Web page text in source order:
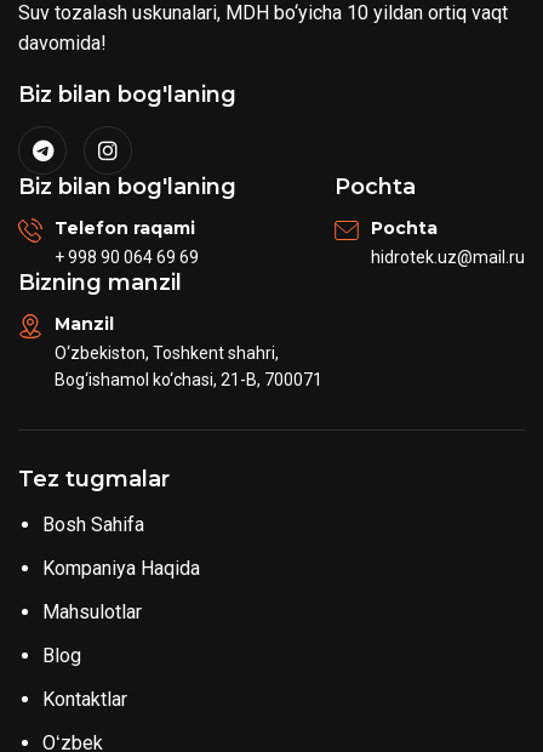
Suv tozalash uskunalari, MDH bo‘yicha 10 yildan ortiq vaqt
davomida!
Biz bilan bog'laning
Biz bilan bog'laning
Telefon raqami
+ 998 90 064 69 69
Pochta
Pochta
hidrotek.uz@mail.ru
Bizning manzil
Manzil
O‘zbekiston, Toshkent shahri,
Bog‘ishamol ko‘chasi, 21-B, 700071
Tez tugmalar
Bosh Sahifa
Kompaniya Haqida
Mahsulotlar
Blog
Kontaktlar
Oʻzbek